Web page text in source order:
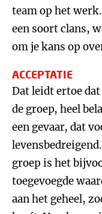
team op het
een soort clans,
om je kans op
ACCEPTATIE
Dat leidt ertoe
de groep, heel
een gevaar, dat
groep is het
toegevoegde
aan het geheel,